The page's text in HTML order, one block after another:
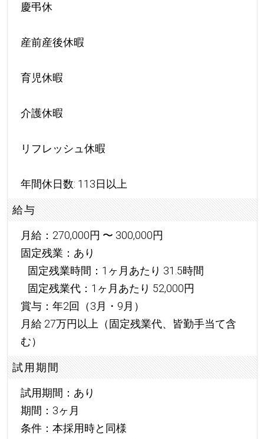
慶弔休
産前産後休暇
育児休暇
介護休暇
リフレッシュ休暇
年間休日数: 113日以上
給与
月給：270,000円 〜 300,000円
固定残業：あり
固定残業時間：1ヶ月あたり 31.5時間
固定残業代：1ヶ月あたり 52,000円
賞与：年2回（3月・9月）
月給 27万円以上（固定残業代、皆勤手当て含
む）
試用期間
試用期間：あり
期間：3ヶ月
条件：本採用時と同様